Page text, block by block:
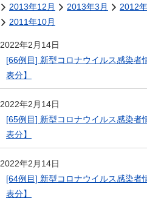
2013年12月
2013年3月 2012
2011年10月
2022年2月14日
[66例目] 新型コロナウイルス感染
表分】
2022年2月14日
[65例目] 新型コロナウイルス感染
表分】
2022年2月14日
[64例目] 新型コロナウイルス感染
表分】